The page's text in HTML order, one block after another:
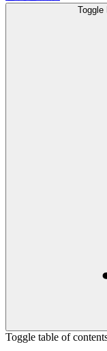
Toggle
Toggle table of